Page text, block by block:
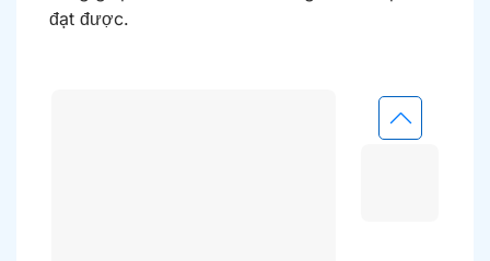
đạt được.